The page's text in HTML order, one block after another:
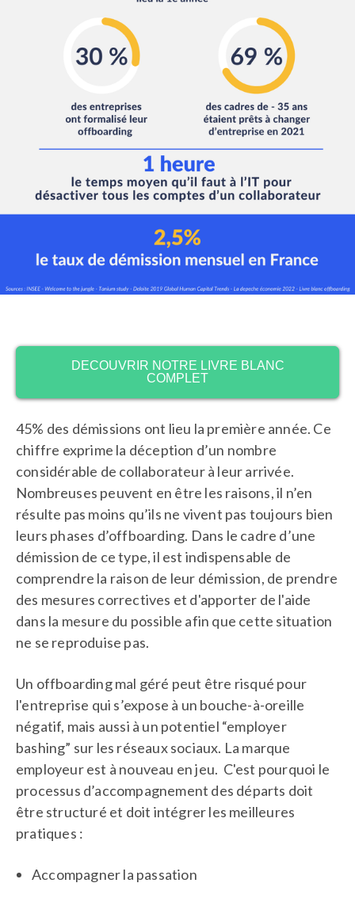
DECOUVRIR NOTRE LIVRE BLANC
COMPLET
45% des démissions ont lieu la première année. Ce
chiffre exprime la déception d’un nombre
considérable de collaborateur à leur arrivée.
Nombreuses peuvent en être les raisons, il n’en
résulte pas moins qu’ils ne vivent pas toujours bien
leurs phases d’offboarding. Dans le cadre d’une
démission de ce type, il est indispensable de
comprendre la raison de leur démission, de prendre
des mesures correctives et d'apporter de l'aide
dans la mesure du possible afin que cette situation
ne se reproduise pas.
Un offboarding mal géré peut être risqué pour
l'entreprise qui s’expose à un bouche-à-oreille
négatif, mais aussi à un potentiel “employer
bashing” sur les réseaux sociaux. La marque
employeur est à nouveau en jeu. C'est pourquoi le
processus d’accompagnement des départs doit
être structuré et doit intégrer les meilleures
pratiques :
Accompagner la passation